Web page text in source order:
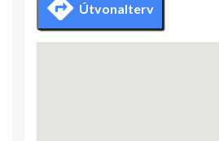
Útvonalterv